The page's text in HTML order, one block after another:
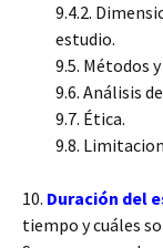
9.4.2.
estudio.
9.5. Métodos
9.6. Análisis
9.7. Ética.
9.8.
10. Duración del
tiempo y cuáles